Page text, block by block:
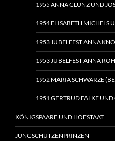
1955 ANNA GLUNZ UND
1954 ELISABETH MICHELS
1953 JUBELFEST ANNA
1953 JUBELFEST ANNA
1952 MARIA SCHWARZE
1951 GERTRUD FALKE
KÖNIGSPAARE UND HOFSTAAT
JUNGSCHÜTZENPRINZEN